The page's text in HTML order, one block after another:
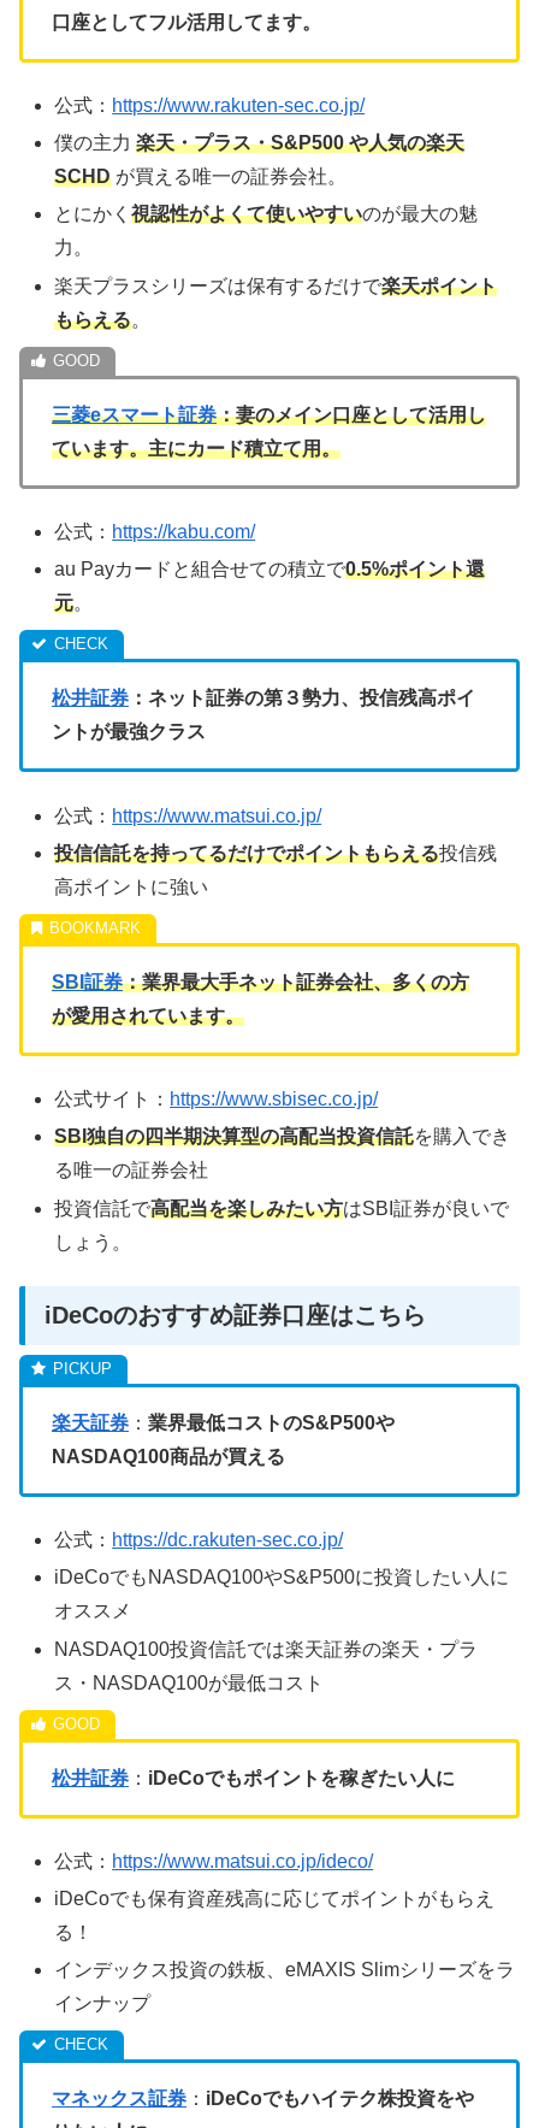
口座としてフル活用してます。
公式： https://www.rakuten-sec.co.jp/
僕の主力楽天・プラス・S&P500 や人気の楽天
SCHD が買える唯一の証券会社。
とにかく視認性がよくて使いやすいのが最大の魅
力。
楽天プラスシリーズは保有するだけで楽天ポイント
もらえる。
三菱eスマート証券：妻のメイン口座として活用し
ています。主にカード積立て用。
公式： https://kabu.com/
au Payカードと組合せての積立で0.5%ポイント還
元。
松井証券 ：ネット証券の第３勢力、投信残高ポイ
ントが最強クラス
公式： https://www.matsui.co.jp/
投信信託を持ってるだけでポイントもらえる投信残
高ポイントに強い
SBI証券：業界最大手ネット証券会社、多くの方
が愛用されています。
公式サイト： https://www.sbisec.co.jp/
SBI独自の四半期決算型の高配当投資信託を購入でき
る唯一の証券会社
投資信託で高配当を楽しみたい方はSBI証券が良いで
しょう。
iDeCoのおすすめ証券口座はこちら
楽天証券 ： 業界最低コストのS&P500や
NASDAQ100商品が買える
公式： https://dc.rakuten-sec.co.jp/
iDeCoでもNASDAQ100やS&P500に投資したい人に
オススメ
NASDAQ100投資信託では楽天証券の楽天・プラ
ス・NASDAQ100が最低コスト
松井証券 ： iDeCoでもポイントを稼ぎたい人に
公式： https://www.matsui.co.jp/ideco/
iDeCoでも保有資産残高に応じてポイントがもらえ
る！
インデックス投資の鉄板、eMAXIS Slimシリーズをラ
インナップ
マネックス証券 ： iDeCoでもハイテク株投資をや